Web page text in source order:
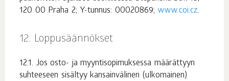
120 00 Praha 2; Y-tunnus: 00020869; www.coi.cz.
Loppusäännökset
Jos osto- ja myyntisopimuksessa määrättyyn
suhteeseen sisältyy kansainvälinen (ulkomainen)